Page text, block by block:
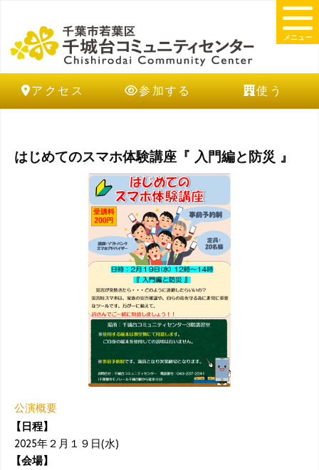
アクセス 参加する 使う
メニュー
はじめてのスマホ体験講座『 入門編と防災 』
公演概要
【日程】
2025年２月１９日(水)
【会場】